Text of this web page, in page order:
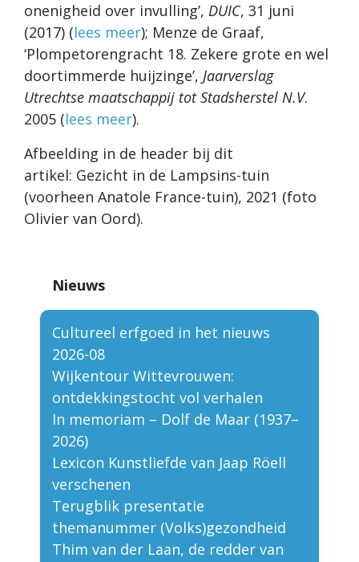
onenigheid over invulling’, DUIC, 31 juni
(2017) (lees meer); Menze de Graaf,
‘Plompetorengracht 18. Zekere grote en wel
doortimmerde huijzinge’, Jaarverslag
Utrechtse maatschappij tot Stadsherstel N.V.
2005 (lees meer).
Afbeelding in de header bij dit
artikel: Gezicht in de Lampsins-tuin
(voorheen Anatole France-tuin), 2021 (foto
Olivier van Oord).
Nieuws
Cultureel erfgoed in het nieuws
2026-08
Wijkentour Wittevrouwen:
ontdekkingstocht vol verhalen
In memoriam – Dolf de Maar (1937–
2026)
Lexicon Kunstliefde van Jaap Röell
verschenen
Terugblik presentatie
themanummer (Volks)gezondheid
Thim van der Laan, de redder van